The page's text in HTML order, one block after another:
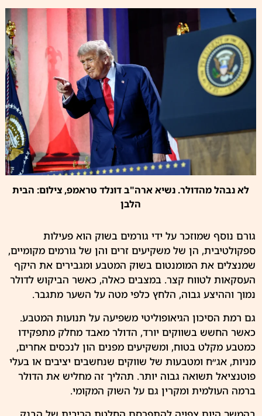
לא נבהל מהדולר. נשיא ארה"ב דונלד טראמפ, צילום: הבית
הלבן
גורם נוסף שמוזכר על ידי גורמים בשוק הוא פעילות
ספקולטיבית, הן של משקיעים זרים והן של גורמים מקומיים,
שמנצלים את המומנטום בשוק המטבע ומגבירים את היקף
העסקאות לטווח קצר. במצבים כאלה, כאשר הביקוש לדולר
נמוך וההיצע גבוה, הלחץ כלפי מטה על השער מתגבר.
גם רמת הסיכון הגיאופוליטי משפיעה על תנועות המטבע.
כאשר החשש בשווקים יורד, הדולר מאבד מחלק מתפקידו
כמטבע מקלט בטוח, ומשקיעים מפנים הון לנכסים אחרים,
מניות, אג״ח ומטבעות של שווקים שנחשבים יציבים או בעלי
פוטנציאל תשואה גבוה יותר. תהליך זה מחליש את הדולר
ברמה העולמית ומקרין גם על השוק המקומי.